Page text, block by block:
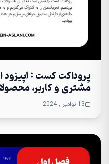
پروداکت کست : اپیزود
مشتری و کاربر،
13 نوامبر , 2024